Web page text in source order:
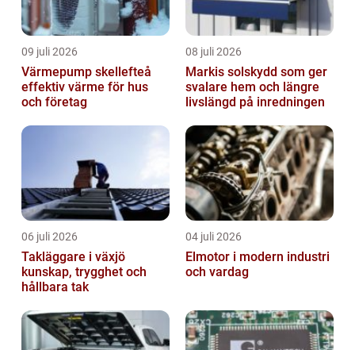
09 juli 2026
Värmepump skellefteå
effektiv värme för hus
och företag
08 juli 2026
Markis solskydd som ger
svalare hem och längre
livslängd på inredningen
06 juli 2026
Takläggare i växjö
kunskap, trygghet och
hållbara tak
04 juli 2026
Elmotor i modern industri
och vardag